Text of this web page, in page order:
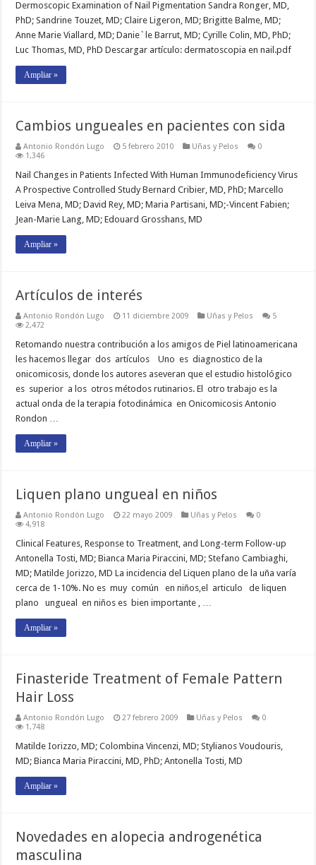
Dermoscopic Examination of Nail Pigmentation Sandra Ronger, MD,
PhD; Sandrine Touzet, MD; Claire Ligeron, MD; Brigitte Balme, MD;
Anne Marie Viallard, MD; Danie`le Barrut, MD; Cyrille Colin, MD, PhD;
Luc Thomas, MD, PhD Descargar artículo: dermatoscopia en nail.pdf
Ampliar »
Cambios ungueales en pacientes con sida
Antonio Rondón Lugo 5 febrero 2010 Uñas y Pelos
0
1,346
Nail Changes in Patients Infected With Human Immunodeficiency Virus
A Prospective Controlled Study Bernard Cribier, MD, PhD; Marcello
Leiva Mena, MD; David Rey, MD; Maria Partisani, MD;-Vincent Fabien;
Jean-Marie Lang, MD; Edouard Grosshans, MD
Ampliar »
Artículos de interés
Antonio Rondón Lugo 11 diciembre 2009 Uñas y Pelos
5
2,472
Retomando nuestra contribución a los amigos de Piel latinoamericana
les hacemos llegar dos artículos Uno es diagnostico de la
onicomicosis, donde los autores aseveran que el estudio histológico
es superior a los otros métodos rutinarios. El otro trabajo es la
actual onda de la terapia fotodinámica en Onicomicosis Antonio
Rondon …
Ampliar »
Liquen plano ungueal en niños
Antonio Rondón Lugo 22 mayo 2009 Uñas y Pelos
0
4,918
Clinical Features, Response to Treatment, and Long-term Follow-up
Antonella Tosti, MD; Bianca Maria Piraccini, MD; Stefano Cambiaghi,
MD; Matilde Jorizzo, MD La incidencia del Liquen plano de la uña varía
cerca de 1-10%. No es muy común en niños,el articulo de liquen
plano ungueal en niños es bien importante , …
Ampliar »
Finasteride Treatment of Female Pattern
Hair Loss
Antonio Rondón Lugo 27 febrero 2009 Uñas y Pelos
0
1,748
Matilde Iorizzo, MD; Colombina Vincenzi, MD; Stylianos Voudouris,
MD; Bianca Maria Piraccini, MD, PhD; Antonella Tosti, MD
Ampliar »
Novedades en alopecia androgenética
masculina